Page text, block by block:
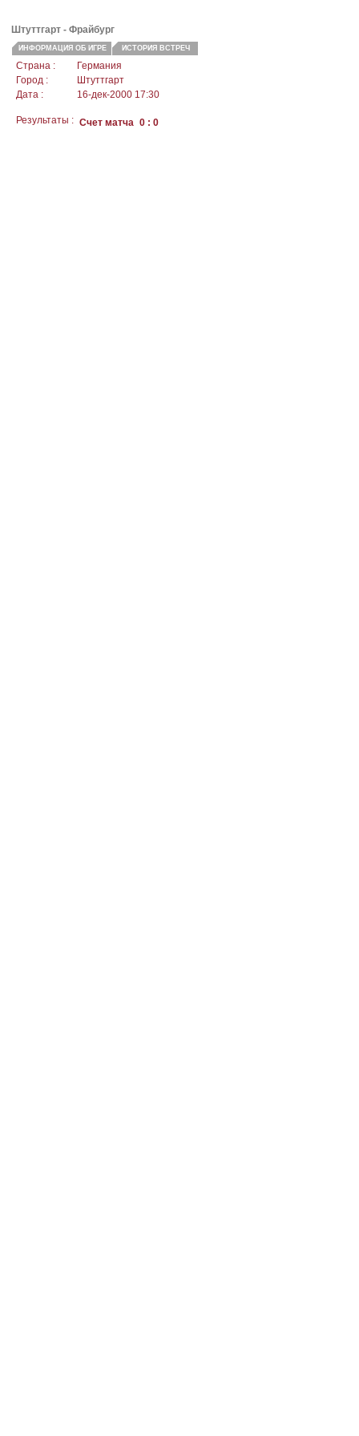
Штуттгарт - Фрайбург
ИНФОРМАЦИЯ ОБ ИГРЕ ИСТОРИЯ ВСТРЕЧ
Страна :
Германия
Город :
Штуттгарт
Дата :
16-дек-2000 17:30
Результаты : Счет матча 0 : 0